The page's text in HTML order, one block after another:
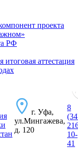
проекта
РФ
итоговая аттестация
г. Уфа,
ул.Мингажева,
д. 120
8
10-
41